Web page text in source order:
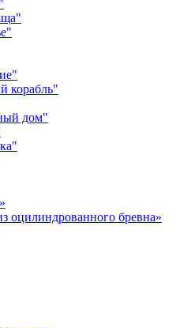
корабль"
дом"
оцилиндрованного бревна»